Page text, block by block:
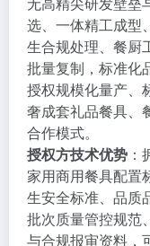
选、一体精工成型
生合规处理、餐厨
批量复制，标准化
授权规模化量产、
奢成套礼品餐具、
合作模式。
授权方技术优势
家用商用餐具配置
生安全标准、品质
批次质量管控规范
与合规报审资料，